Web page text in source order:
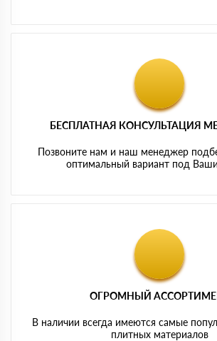
БЕСПЛАТНАЯ КОНСУЛЬТАЦИЯ
Позвоните нам и наш менеджер
оптимальный вариант под
ОГРОМНЫЙ
В наличии всегда имеются самые
плитных материалов